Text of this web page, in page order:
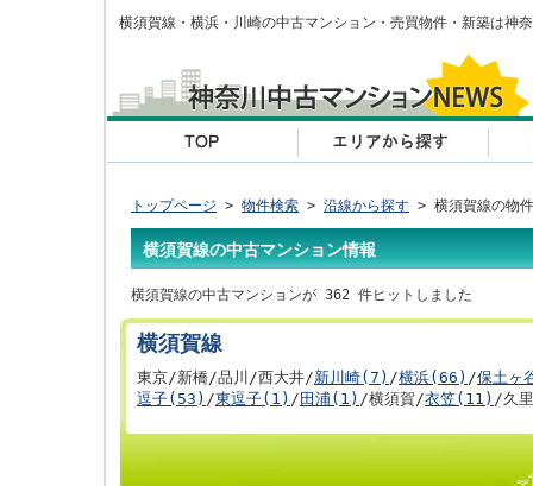
横須賀線・横浜・川崎の中古マンション・売買物件・新築は神
トップページ > 物件検索 > 沿線から探す > 横須賀線の物
横須賀線の中古マンション情報
横須賀線の中古マンションが 362 件ヒットしました
横須賀線
東京/新橋/品川/西大井/新川崎(7) /横浜(66) /保土ヶ
逗子(53) /東逗子(1) / 田浦(1) /横須賀/衣笠(11) /久